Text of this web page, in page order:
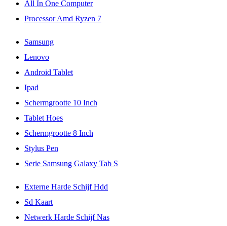
All In One Computer
Processor Amd Ryzen 7
Samsung
Lenovo
Android Tablet
Ipad
Schermgrootte 10 Inch
Tablet Hoes
Schermgrootte 8 Inch
Stylus Pen
Serie Samsung Galaxy Tab S
Externe Harde Schijf Hdd
Sd Kaart
Netwerk Harde Schijf Nas